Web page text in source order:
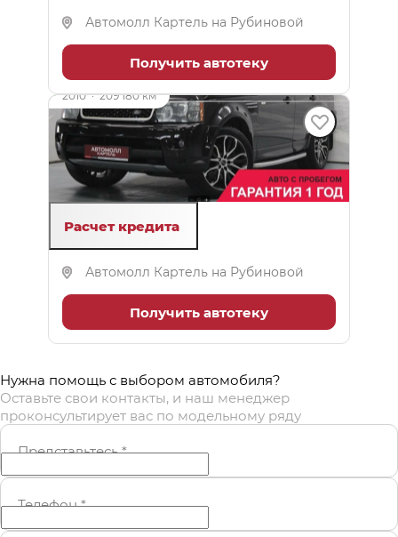
Автомолл Картель на Рубиновой
Получить автотеку
2010·209 180 км
Land Rover Range Rover Sport
3 л (245 л.с.), АКПП, дизель, полный
1 700 000 ₽
Расчет кредита
Автомолл Картель на Рубиновой
Получить автотеку
Нужна помощь с выбором автомобиля?
Оставьте свои контакты, и наш менеджер
проконсультирует вас по модельному ряду
Представьтесь*
Телефон*